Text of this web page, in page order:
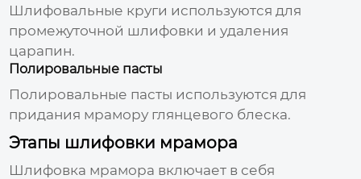
Шлифовальные круги используются для
промежуточной шлифовки и удаления
царапин.
Полировальные пасты
Полировальные пасты используются для
придания мрамору глянцевого блеска.
Этапы шлифовки мрамора
Шлифовка мрамора включает в себя